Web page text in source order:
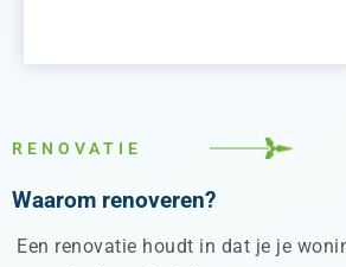
RENOVATIE
Waarom renoveren?
Een renovatie houdt in dat je je